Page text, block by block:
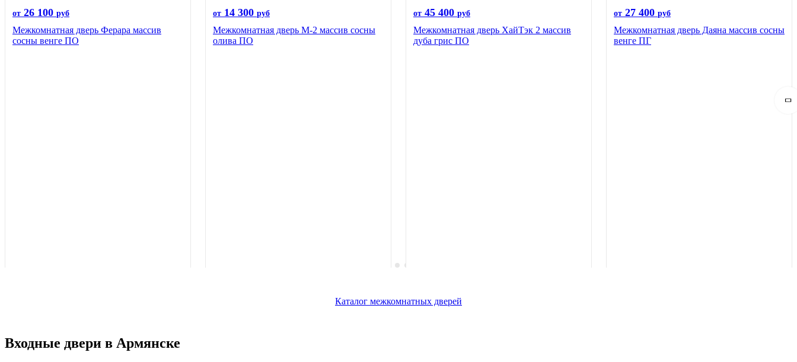
от 26 100 руб
Межкомнатная дверь Ферара массив
сосны венге ПО
от 14 300 руб
Межкомнатная дверь М-2 массив сосны
олива ПО
от 45 400 руб
Межкомнатная дверь ХайТэк 2 массив
дуба грис ПО
от 27 400 руб
Межкомнатная дверь Даяна массив сосны
венге ПГ
Каталог межкомнатных дверей
Входные двери в Армянске